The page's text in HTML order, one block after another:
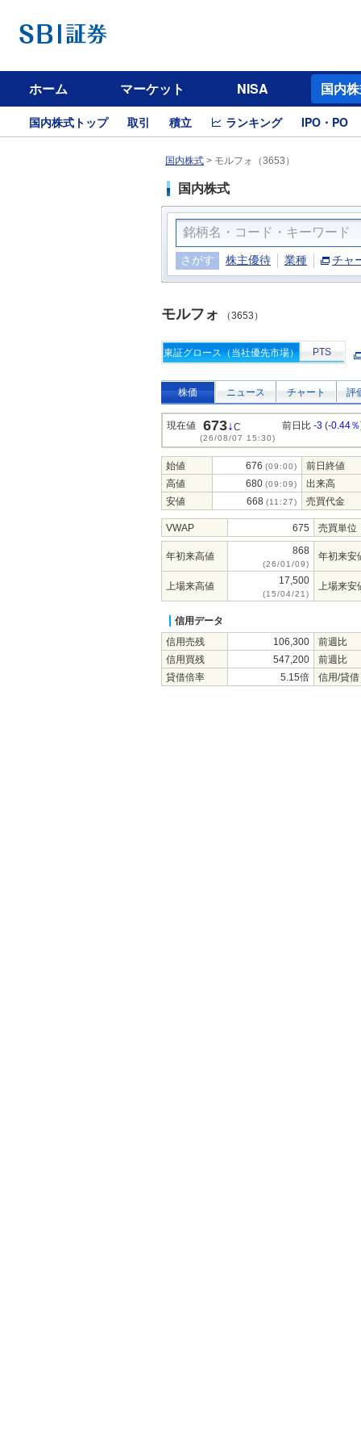
ホーム マーケット NISA 国内
国内株式トップ 取引 積立 ランキング IPO・PO
国内株式 > モルフォ（3653）
国内株式
さがす 株主優待 業種 チャ
モルフォ （3653）
東証グロース（当社優先市場） PTS
株価 ニュース チャート 評
現在値 673↓C
(26/08/07 15:30)
前日比 -3 (-0.44％
始値 676 (09:00)
前日終値
高値
680 (09:09)
出来高
安値
668 (11:27) 売買代金
VWAP 675 売買単位
年初来高値 868
(26/01/09)
年初来安
上場来高値 17,500
(15/04/21)
上場来安
信用データ
信用売残
106,300
前週比
信用買残
547,200
前週比
貸借倍率
5.15倍 信用/貸借